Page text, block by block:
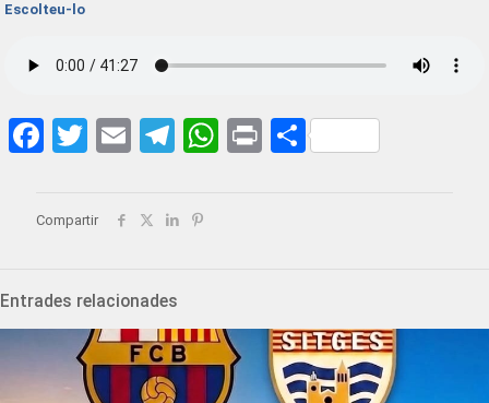
Escolteu-lo
Facebook
Twitter
EmailTelegram
WhatsApp
PrintShare
Compartir
Entrades relacionades